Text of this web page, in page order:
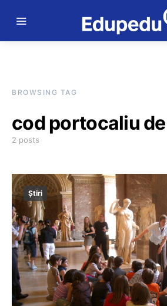
BROWSING TAG
cod portocaliu
2 posts
Știri